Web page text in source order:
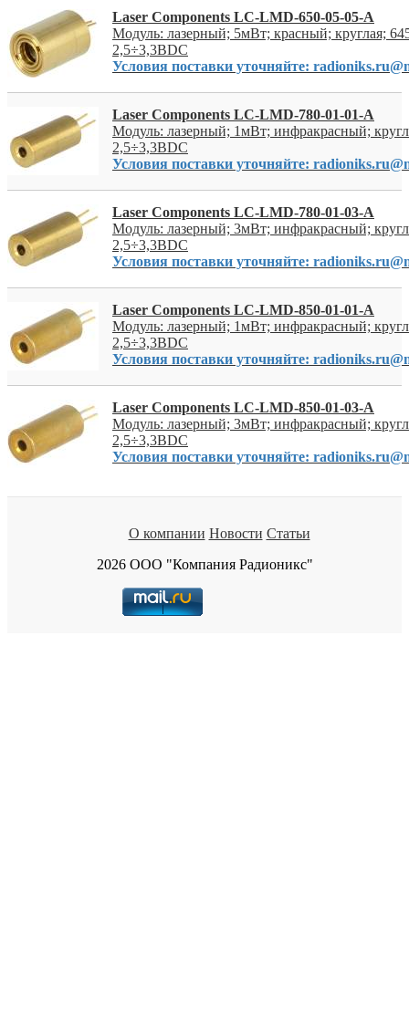
Laser Components LC-LMD-650-05-05-A
Модуль: лазерный; 5мВт; красный; круглая;
2,5÷3,3ВDC
Условия поставки уточняйте:
Laser Components LC-LMD-780-01-01-A
Модуль: лазерный; 1мВт; инфракрасный;
2,5÷3,3ВDC
Условия поставки уточняйте:
Laser Components LC-LMD-780-01-03-A
Модуль: лазерный; 3мВт; инфракрасный;
2,5÷3,3ВDC
Условия поставки уточняйте:
Laser Components LC-LMD-850-01-01-A
Модуль: лазерный; 1мВт; инфракрасный;
2,5÷3,3ВDC
Условия поставки уточняйте:
Laser Components LC-LMD-850-01-03-A
Модуль: лазерный; 3мВт; инфракрасный;
2,5÷3,3ВDC
Условия поставки уточняйте:
О компании Новости Статьи
2026 ООО "Компания Радионикс"